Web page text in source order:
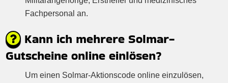
Fachpersonal an.
Kann ich mehrere Solmar-
Gutscheine online einlösen?
Um einen Solmar-Aktionscode online einzulösen,